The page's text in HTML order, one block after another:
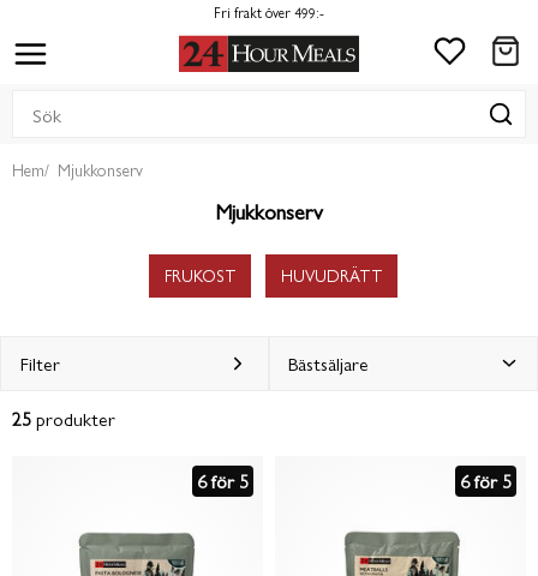
Fri frakt över 499:-
Hem Mjukkonserv
Mjukkonserv
FRUKOST HUVUDRÄTT
Filter
25produkter
6 för 5 6 för 5